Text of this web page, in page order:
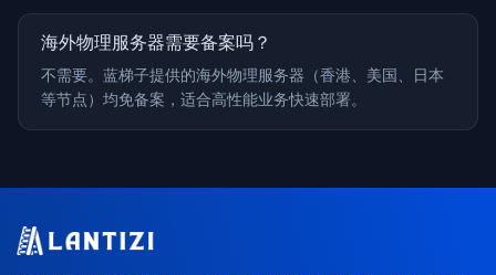
海外物理服务器需要备案吗？
不需要。蓝梯子提供的海外物理服务器（香港、美国、日本
等节点）均免备案，适合高性能业务快速部署。